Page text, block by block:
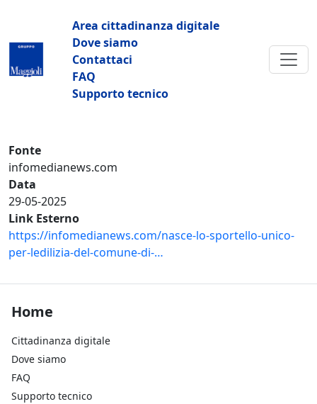
Navigazione principale
Area cittadinanza digitale
Dove siamo
Contattaci
FAQ
Supporto tecnico
Fonte
infomedianews.com
Data
29-05-2025
Link Esterno
https://infomedianews.com/nasce-lo-sportello-unico-
per-ledilizia-del-comune-di-…
Footer Home
Home
Cittadinanza digitale
Dove siamo
FAQ
Supporto tecnico